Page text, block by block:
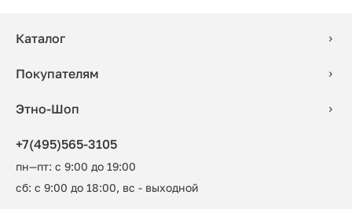
Каталог
Покупателям
Этно-Шоп
+7(495)565-3105
пн—пт: с 9:00 до 19:00
сб: с 9:00 до 18:00, вс - выходной